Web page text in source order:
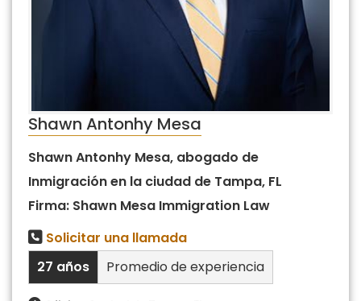
Shawn Antonhy Mesa
Shawn Antonhy Mesa, abogado de
Inmigración en la ciudad de Tampa, FL
Firma: Shawn Mesa Immigration Law
Solicitar una llamada
27 años
Promedio de experiencia